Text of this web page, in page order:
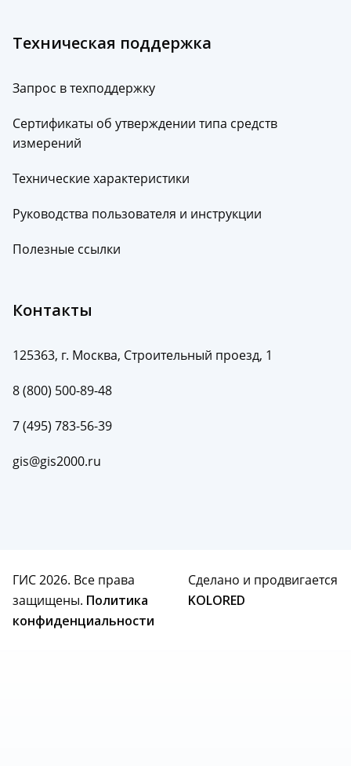
Техническая поддержка
Запрос в техподдержку
Сертификаты об утверждении типа средств
измерений
Технические характеристики
Руководства пользователя и инструкции
Полезные ссылки
Контакты
125363, г. Москва, Строительный проезд, 1
8 (800) 500-89-48
7 (495) 783-56-39
gis@gis2000.ru
ГИС 2026. Все права
защищены. Политика
конфиденциальности
Сделано и продвигается
KOLORED